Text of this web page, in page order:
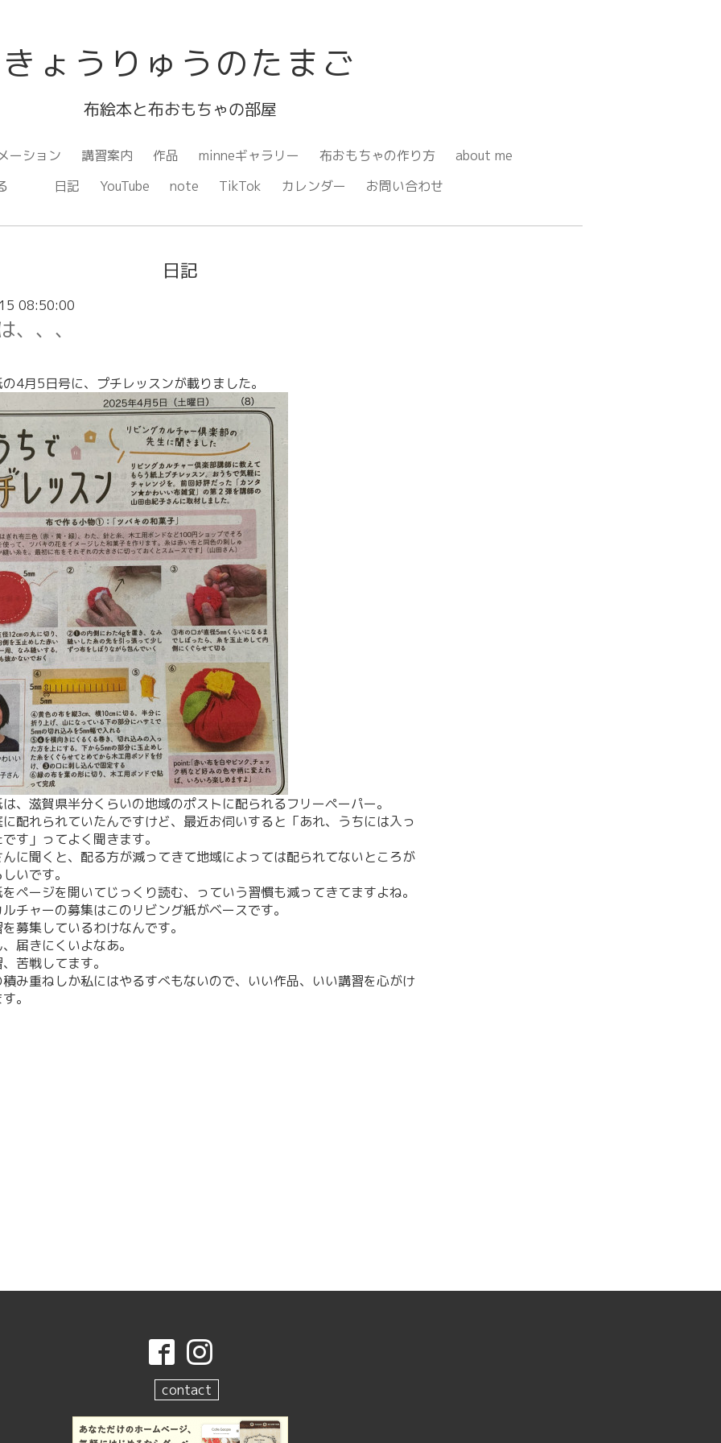
きょうりゅうのたまご
布絵本と布おもちゃの部屋
ーション 講習案内 作品 minneギャラリー 布おもちゃの作り方
about me
る
日記 YouTube note TikTok カレンダー お問い合わせ
日記
08:50:00
、、、
4月5日号に、プチレッスンが載りました。
、滋賀県半分くらいの地域のポストに配られるフリーペーパー。
配れられていたんですけど、最近お伺いすると「あれ、うちには入っ
す」ってよく聞きます。
に聞くと、配る方が減ってきて地域によっては配られてないところが
いです。
ページを開いてじっくり読む、っていう習慣も減ってきてますよね。
チャーの募集はこのリビング紙がベースです。
募集しているわけなんです。
届きにくいよなあ。
苦戦してます。
み重ねしか私にはやるすべもないので、いい作品、いい講習を心がけ
。
contact